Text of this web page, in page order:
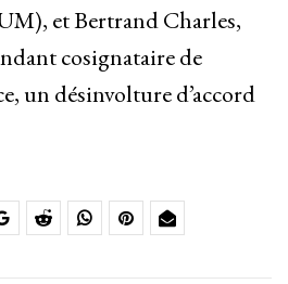
et Bertrand Charles,
cosignataire de
un désinvolture d’accord